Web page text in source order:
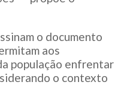
o documento
aos
população enfrentar
o contexto